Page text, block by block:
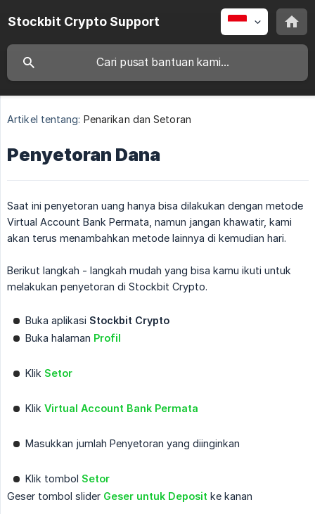
Stockbit Crypto Support
Artikel tentang: Penarikan dan Setoran
Penyetoran Dana
Saat ini penyetoran uang hanya bisa dilakukan dengan metode
Virtual Account Bank Permata, namun jangan khawatir, kami
akan terus menambahkan metode lainnya di kemudian hari.
Berikut langkah - langkah mudah yang bisa kamu ikuti untuk
melakukan penyetoran di Stockbit Crypto.
Buka aplikasi Stockbit Crypto
Buka halaman Profil
Klik Setor
Klik Virtual Account Bank Permata
Masukkan jumlah Penyetoran yang diinginkan
Klik tombol Setor
Geser tombol slider Geser untuk Deposit ke kanan